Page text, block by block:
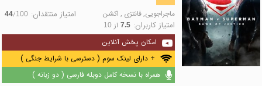
ماجراجویی,فانتزی , اکشن امتیاز منتقدان: 44/100
امتیاز کاربران: 7.5از 10
امکان پخش آنلاین
+ دارای لینک سوم ( دسترسی با شرایط جنگی )
همراه با نسخه کامل دوبله فارسی ( دو زبانه )